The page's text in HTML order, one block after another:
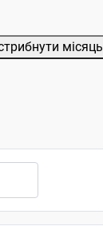
місяць